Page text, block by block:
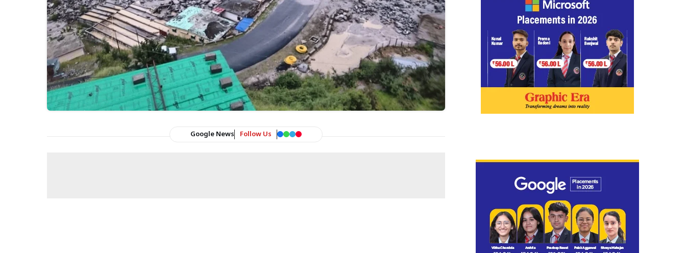
Google News Follow Us